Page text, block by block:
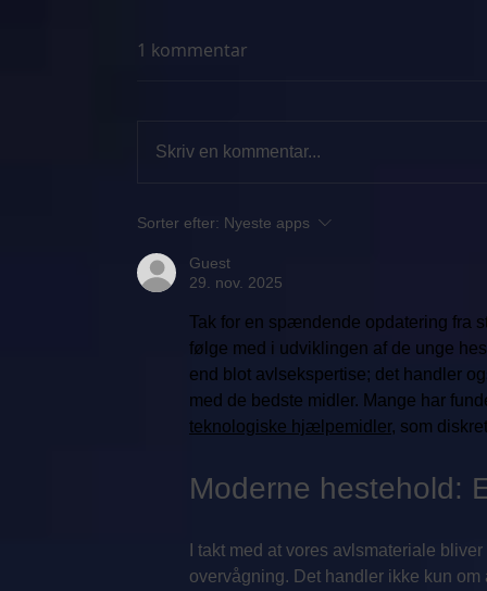
1 kommentar
Skriv en kommentar...
Sorter efter: Nyeste apps
Guest
29. nov. 2025
Tak for en spændende opdatering fra
følge med i udviklingen af de unge
end blot avlsekspertise; det handler
med de bedste midler. Mange har
teknologiske hjælpemidler, som
Moderne hestehold:
I takt med at vores avlsmateriale
overvågning. Det handler ikke kun